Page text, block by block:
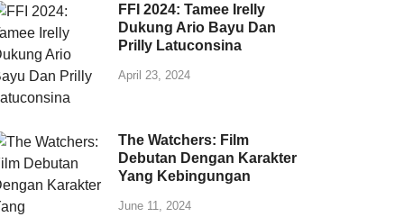
FFI 2024: Tamee Irelly
Dukung Ario Bayu Dan
Prilly Latuconsina
April 23, 2024
The Watchers: Film
Debutan Dengan Karakter
Yang Kebingungan
June 11, 2024